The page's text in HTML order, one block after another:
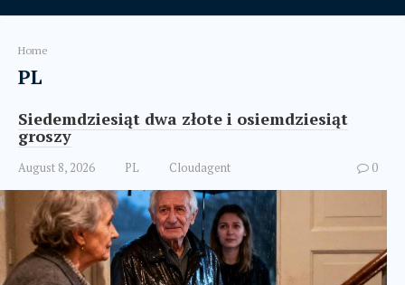
Home
PL
Siedemdziesiąt dwa złote i osiemdziesiąt
groszy
August 8, 2026 PL Cloudagent 0